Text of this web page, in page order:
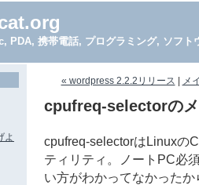
PDA, 携帯電話, プログラミング, ソフト
« wordpress 2.2.2リリース メ
cpufreq-selectorの
cpufreq-selectorはLinuxの
ティリティ。ノートPC必
い方がわかってなかった
よ